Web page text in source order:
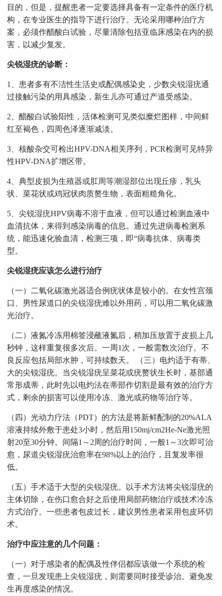
目的，但是，提醒患者一定要选择具备有一定条件的医疗机
构，在专业医生的指导下进行治疗。无论采用哪种治疗方
案，必须作醋酸白试验，尽量清除包括亚临床感染在内的损
害，以减少复发。
尖锐湿疣的诊断：
1、患者多有不洁性生活史或配偶感染史，少数尖锐湿疣通
过接触污染的用具感染，新生儿亦可通过产道受感染。
2、醋酸白试验阳性，活体检测可见类似糜烂图样，中间鲜
红至褐色，四周色泽逐渐减淡。
3、核酸杂交可检出HPV-DNA相关序列，PCR检测可见特异
性HPV-DNA扩增区带。
4、典型皮损为生殖器或肛周等潮湿部位出现丘疹，乳头
状、菜花状或鸡冠状肉质赘生物，表面粗糙角化。
5、尖锐湿疣HPV病毒不溶于血液，但可以通过检测血液中
血清抗体，来得到感染病毒的信息。通过先进病毒检测系
统，能迅速化验血清，检测三项，即“病毒抗体、病毒类
型。
尖锐湿疣应该怎么进行治疗
（一）二氧化碳激光器适合例疣状体是较小的。在女性宫颈
口、男性尿道口的尖锐湿疣难以外用药，可以用二氧化碳激
光治疗。
（二）液氮冷冻用棉签浸蘸液氮后，稍加压放置于皮损上几
秒钟，这样重复很多次后。一周1次，一般需数次治疗。不
良反应包括局部水肿，可持续数天。 （三）电灼适于有蒂、
大的尖锐湿疣。当尖锐湿疣呈菜花或疣赘状生长时，基部通
常形成蒂，此时先以电灼法在蒂部作切割是最有效的治疗方
式，剩余的损害可以使用冷冻、激光或药物等治疗等。
（四）光动力疗法（PDT）的方法是将新鲜配制的20%ALA
溶液持续外敷于患处3小时，然后用150mj/cm2He-Ne激光照
射20至30分钟。间隔1～2周的治疗时间，一般1～3次即可治
愈，尿道尖锐湿疣治愈率在98%以上的治疗，且复发率很
低。
（五）手术适于大型的尖锐湿疣。以手术方法将尖锐湿疣的
主体切除，在伤口愈合好之后使用局部药物治疗或技术冷冻
方式治疗。一些患者包皮过长，建议男性患者采用包皮环切
术。
治疗中应注意的几个问题：
（一）对于感染者的配偶及性伴侣都应该做一个系统的检
查，一旦发现患上尖锐湿疣，则需要同时接受诊治。避免发
生再度感染的情况。